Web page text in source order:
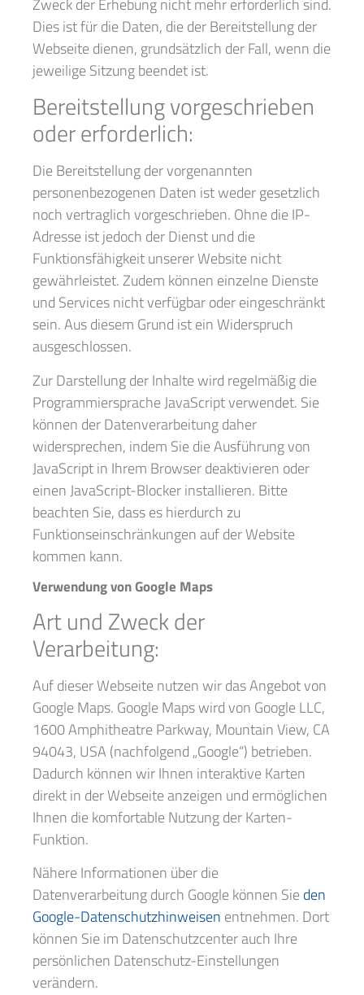
Zweck der Erhebung nicht mehr erforderlich sind.
Dies ist für die Daten, die der Bereitstellung der
Webseite dienen, grundsätzlich der Fall, wenn die
jeweilige Sitzung beendet ist.
Bereitstellung vorgeschrieben
oder erforderlich:
Die Bereitstellung der vorgenannten
personenbezogenen Daten ist weder gesetzlich
noch vertraglich vorgeschrieben. Ohne die IP-
Adresse ist jedoch der Dienst und die
Funktionsfähigkeit unserer Website nicht
gewährleistet. Zudem können einzelne Dienste
und Services nicht verfügbar oder eingeschränkt
sein. Aus diesem Grund ist ein Widerspruch
ausgeschlossen.
Zur Darstellung der Inhalte wird regelmäßig die
Programmiersprache JavaScript verwendet. Sie
können der Datenverarbeitung daher
widersprechen, indem Sie die Ausführung von
JavaScript in Ihrem Browser deaktivieren oder
einen JavaScript-Blocker installieren. Bitte
beachten Sie, dass es hierdurch zu
Funktionseinschränkungen auf der Website
kommen kann.
Verwendung von Google Maps
Art und Zweck der
Verarbeitung:
Auf dieser Webseite nutzen wir das Angebot von
Google Maps. Google Maps wird von Google LLC,
1600 Amphitheatre Parkway, Mountain View, CA
94043, USA (nachfolgend „Google“) betrieben.
Dadurch können wir Ihnen interaktive Karten
direkt in der Webseite anzeigen und ermöglichen
Ihnen die komfortable Nutzung der Karten-
Funktion.
Nähere Informationen über die
Datenverarbeitung durch Google können Sieden
Google-Datenschutzhinweisen entnehmen. Dort
können Sie im Datenschutzcenter auch Ihre
persönlichen Datenschutz-Einstellungen
verändern.